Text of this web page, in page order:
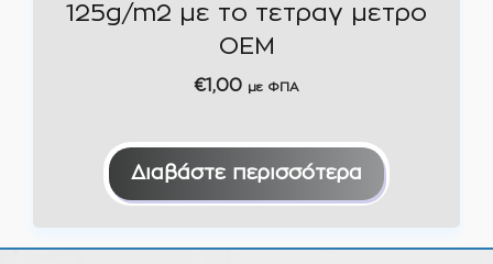
125g/m2 με το τετραγ μετρο
OEM
€1,00 με ΦΠΑ
Διαβάστε περισσότερα